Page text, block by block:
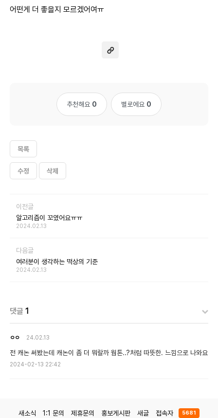
어떤게 더 좋을지 모르겠어여ㅠ
추천해요 0 별로에요 0
목록
수정 삭제
이전글
알고리즘이 꼬였어요ㅠㅠ
2024.02.13
다음글
여러분이 생각하는 떡상의 기준
2024.02.13
댓글 1
ㅇㅇ 24.02.13
전 캐논 써봤는데 캐논이 좀 더 뭐랄까 웜톤..?처럼 따뜻한. 느낌으로 나와요
2024-02-13 22:42
새소식 1:1 문의 제휴문의 홍보게시판 새글 접속자 5681